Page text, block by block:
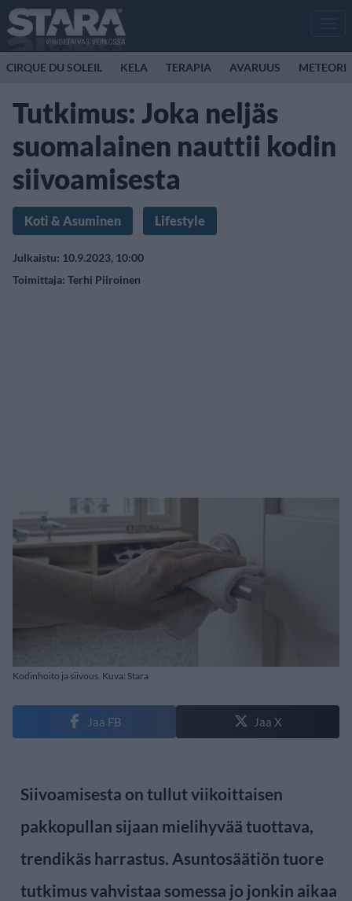
CIRQUE DU SOLEIL KELA TERAPIA AVARUUS METEORI
Tutkimus: Joka neljäs
suomalainen nauttii kodin
siivoamisesta
Koti & Asuminen Lifestyle
Julkaistu: 10.9.2023, 10:00
Toimittaja: Terhi Piiroinen
Kodinhoito ja siivous. Kuva: Stara
Jaa FB Jaa X
Siivoamisesta on tullut viikoittaisen
pakkopullan sijaan mielihyvää tuottava,
trendikäs harrastus. Asuntosäätiön tuore
tutkimus vahvistaa somessa jo jonkin aikaa